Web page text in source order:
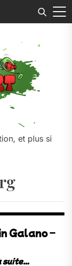
et plus si
Galano –